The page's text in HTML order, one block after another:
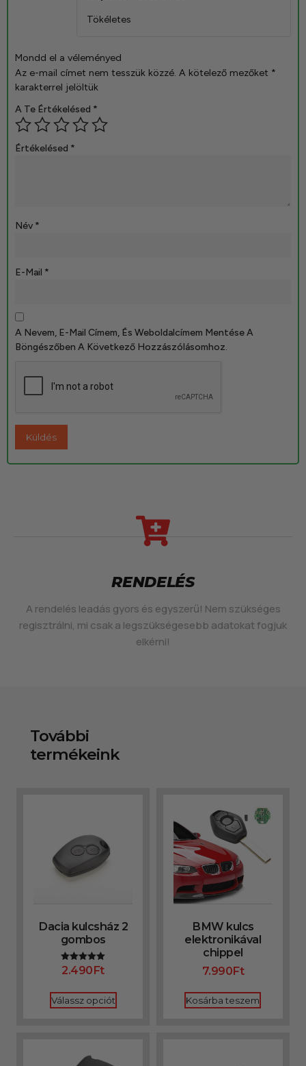
Tökéletes
Mondd el a véleményed
Az e-mail címet nem tesszük közzé. A kötelező mezőket *
karakterrel jelöltük
A Te Értékelésed *
Értékelésed *
Név *
E-Mail *
A Nevem, E-Mail Címem, És Weboldalcímem Mentése A
Böngészőben A Következő Hozzászólásomhoz.
RENDELÉS
A rendelés leadás gyors és egyszerű! Nem szükséges
regisztrálni, mi csak a legszükségesebb adatokat fogjuk
elkérni!
További
termékeink
Dacia kulcsház 2
gombos
Értékelés:
5.00
2.490Ft
Válassz opciót
BMW kulcs
elektronikával
chippel
7.990Ft
Kosárba teszem